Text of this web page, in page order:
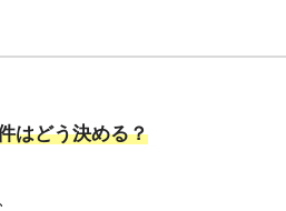
はどう決める？